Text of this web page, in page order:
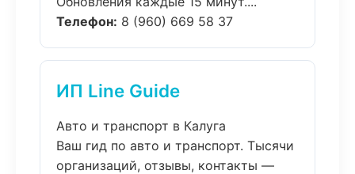
Телефон: 8 (960) 669 58 37
ИП Line Guide
Авто и транспорт в Калуга
Ваш гид по авто и транспорт. Тысячи
организаций, отзывы, контакты —